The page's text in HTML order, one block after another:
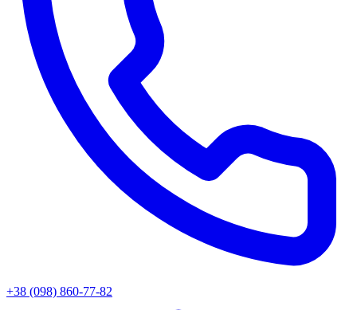
+38 (098) 860-77-82